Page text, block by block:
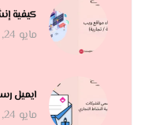
كيفية
مايو 24, 2026
ايميل
مايو 24, 2026